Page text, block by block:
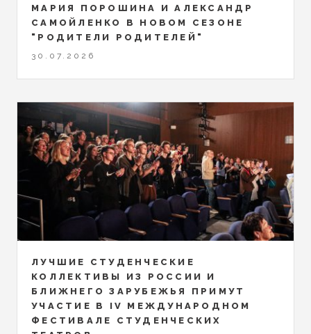
МАРИЯ ПОРОШИНА И АЛЕКСАНДР
САМОЙЛЕНКО В НОВОМ СЕЗОНЕ
"РОДИТЕЛИ РОДИТЕЛЕЙ"
30.07.2026
ЛУЧШИЕ СТУДЕНЧЕСКИЕ
КОЛЛЕКТИВЫ ИЗ РОССИИ И
БЛИЖНЕГО ЗАРУБЕЖЬЯ ПРИМУТ
УЧАСТИЕ В IV МЕЖДУНАРОДНОМ
ФЕСТИВАЛЕ СТУДЕНЧЕСКИХ